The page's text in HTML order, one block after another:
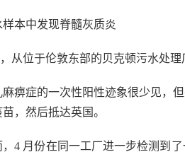
样本中发现脊髓灰质炎
从位于伦敦东部的贝克顿污水处
麻痹症的一次性阳性迹象很少见，
苗，然后抵达英国。
，4 月份在同一工厂进一步检测到